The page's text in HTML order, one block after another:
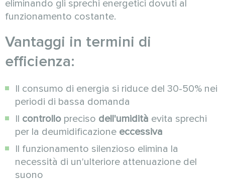
eliminando gli sprechi energetici dovuti al
funzionamento costante.
Vantaggi in termini di
efficienza:
Il consumo di energia si riduce del 30-50% nei
periodi di bassa domanda
Il controllo preciso dell'umidità evita sprechi
per la deumidificazione eccessiva
Il funzionamento silenzioso elimina la
necessità di un'ulteriore attenuazione del
suono